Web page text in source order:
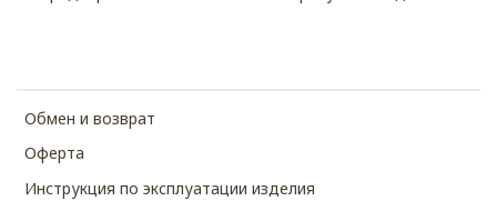
Обмен и возврат
Оферта
Инструкция по эксплуатации изделия